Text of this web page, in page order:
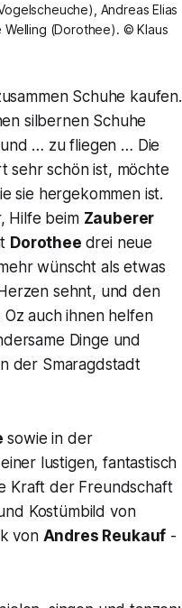
Andreas Elias
Welling (Dorothee). © Klaus
Schuhe kaufen.
silbernen Schuhe
… zu fliegen … Die
sehr schön ist, möchte
sie hergekommen ist.
Hilfe beim Zauberer
Dorothee drei neue
wünscht als etwas
sehnt, und den
auch ihnen helfen
Dinge und
der Smaragdstadt
sowie in der
lustigen, fantastisch
Kraft der Freundschaft
Kostümbild von
von Andres Reukauf -